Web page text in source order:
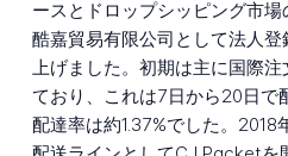
ースとドロップシッピング市
酷嘉貿易有限公司として法人
上げました。初期は主に国際
ており、これは7日から20日で
配達率は約1.37%でした。